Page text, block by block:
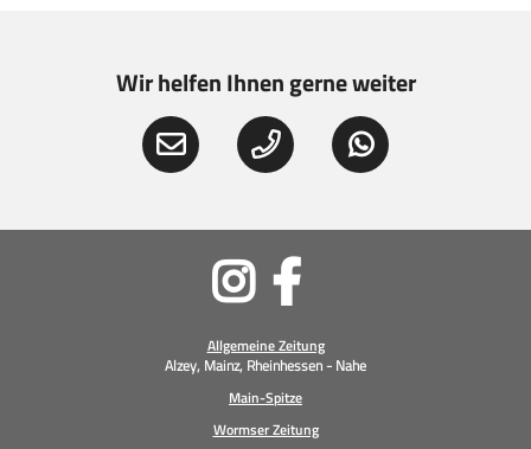
Wir helfen Ihnen gerne weiter
Allgemeine Zeitung
Alzey, Mainz, Rheinhessen - Nahe
Main-Spitze
Wormser Zeitung
Soziale
Medien